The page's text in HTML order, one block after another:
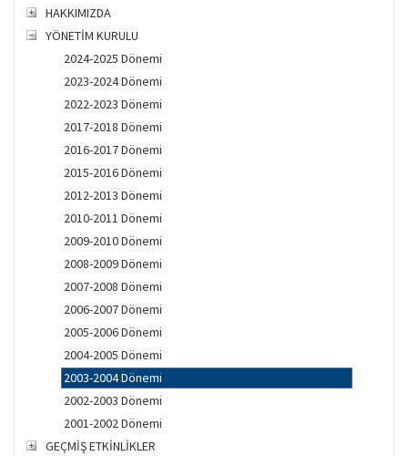
HAKKIMIZDA
YÖNETİM KURULU
2024-2025 Dönemi
2023-2024 Dönemi
2022-2023 Dönemi
2017-2018 Dönemi
2016-2017 Dönemi
2015-2016 Dönemi
2012-2013 Dönemi
2010-2011 Dönemi
2009-2010 Dönemi
2008-2009 Dönemi
2007-2008 Dönemi
2006-2007 Dönemi
2005-2006 Dönemi
2004-2005 Dönemi
2003-2004 Dönemi
2002-2003 Dönemi
2001-2002 Dönemi
GEÇMİŞ ETKİNLİKLER